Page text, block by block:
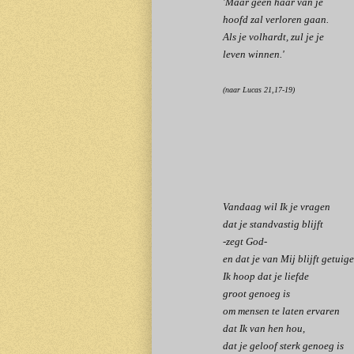
hoofd zal verloren gaan.
Als je volhardt, zul je je
leven winnen.'
(naar Lucas 21,17-19)
Vandaag wil Ik je vragen
dat je standvastig blijft
-zegt God-
en dat je van Mij blijft
Ik hoop dat je liefde
groot genoeg is
om mensen te laten ervaren
dat Ik van hen hou,
dat je geloof sterk genoeg is